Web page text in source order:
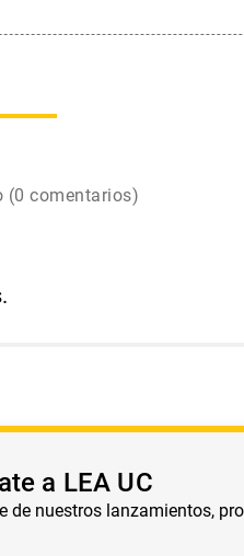
(0 comentarios)
a LEA UC
de nuestros lanzamientos,